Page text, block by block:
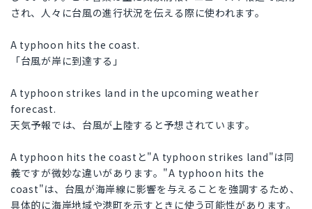
され、人々に台風の進行状況を伝える際に使われます。
A typhoon hits the coast.
「台風が岸に到達する」
A typhoon strikes land in the upcoming weather
forecast.
天気予報では、台風が上陸すると予想されています。
A typhoon hits the coastと"A typhoon strikes land"は同
義ですが微妙な違いがあります。"A typhoon hits the
coast"は、台風が海岸線に影響を与えることを強調するため、
具体的に海岸地域や港町を示すときに使う可能性があります。